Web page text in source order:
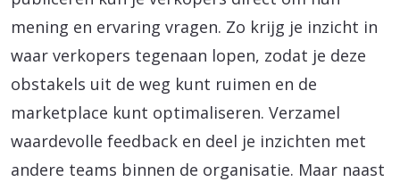
mening en ervaring vragen. Zo krijg je inzicht in
waar verkopers tegenaan lopen, zodat je deze
obstakels uit de weg kunt ruimen en de
marketplace kunt optimaliseren. Verzamel
waardevolle feedback en deel je inzichten met
andere teams binnen de organisatie. Maar naast